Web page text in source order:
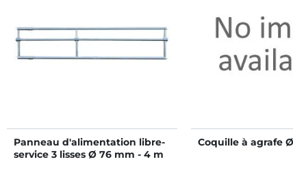
Panneau d'alimentation libre-
service 3 lisses Ø 76 mm - 4 m
Coquille à agrafe